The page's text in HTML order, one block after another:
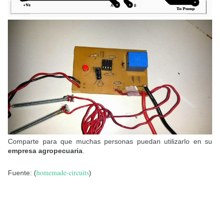
Comparte para que muchas personas puedan utilizarlo en su
empresa agropecuaria.
Fuente: (homemade-circuits)